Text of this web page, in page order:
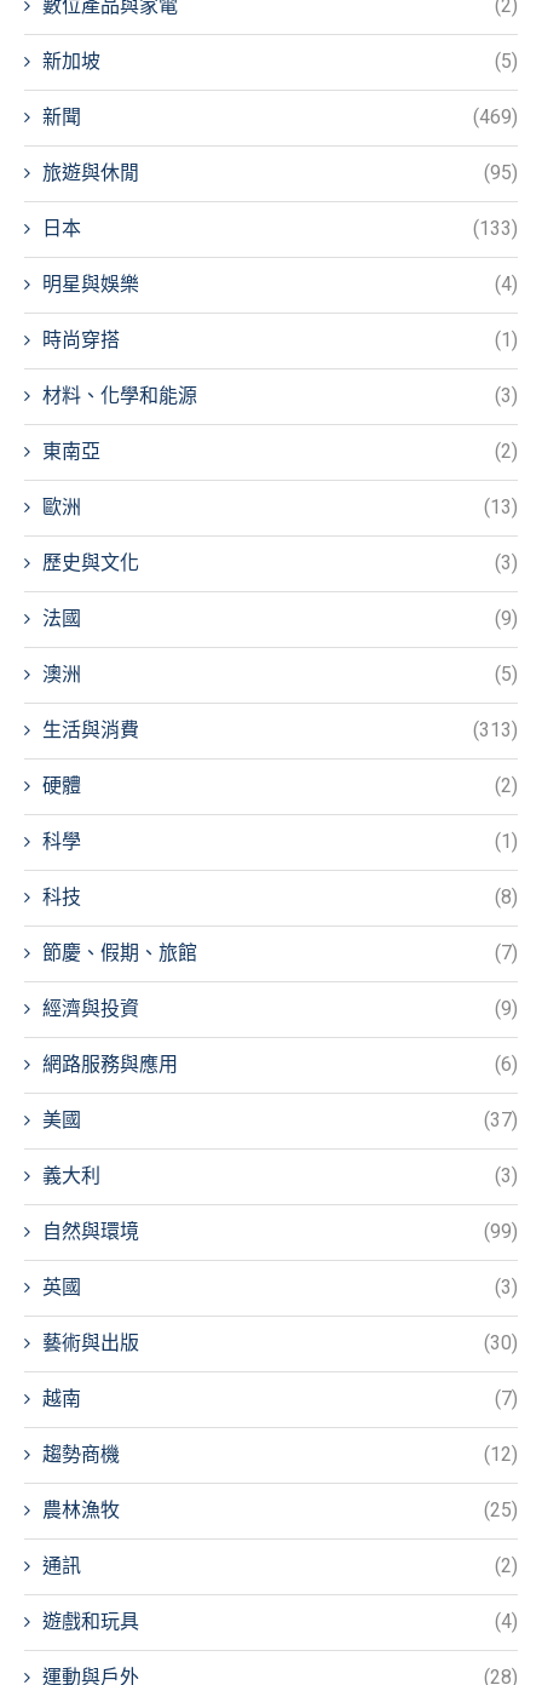
數位產品與家電 (2)
新加坡 (5)
新聞 (469)
旅遊與休閒 (95)
日本 (133)
明星與娛樂 (4)
時尚穿搭 (1)
材料、化學和能源 (3)
東南亞 (2)
歐洲 (13)
歷史與文化 (3)
法國 (9)
澳洲 (5)
生活與消費 (313)
硬體 (2)
科學 (1)
科技 (8)
節慶、假期、旅館 (7)
經濟與投資 (9)
網路服務與應用 (6)
美國 (37)
義大利 (3)
自然與環境 (99)
英國 (3)
藝術與出版 (30)
越南 (7)
趨勢商機 (12)
農林漁牧 (25)
通訊 (2)
遊戲和玩具 (4)
運動與戶外 (28)